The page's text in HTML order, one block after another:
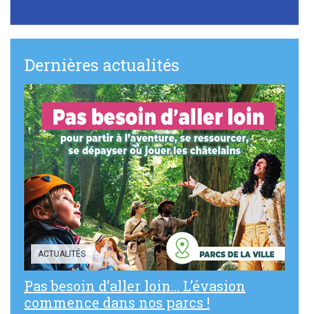
Dernières actualités
ACTUALITÉS
Pas besoin d’aller loin… L’évasion
commence dans nos parcs !